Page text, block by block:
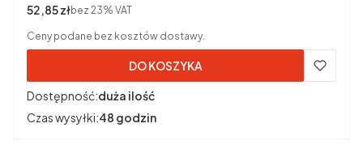
Cena netto
52,85 złbez 23% VAT
Ceny podane bez kosztów dostawy.
DO KOSZYKA
Dostępność:duża ilość
Czas wysyłki:48 godzin